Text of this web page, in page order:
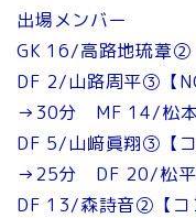
出場メンバー
GK 16/高路地琉葦②
DF 2/山路周平③【
→30分 MF 14/松本
DF 5/山﨑眞翔③【コ
→25分 DF 20/松平
DF 13/森詩音②【コ